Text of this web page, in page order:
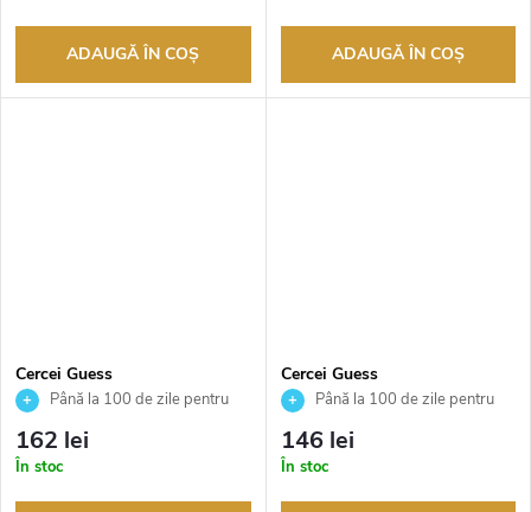
ADAUGĂ ÎN COŞ ADAUGĂ ÎN COŞ
Cercei Guess
JUBE05209JWRHT
Până la 100 de zile pentru
returnarea bunurilor. Vânzător
autorizat
162 lei
În stoc
Cercei Guess
JUBE05110JWYGT
Până la 100 de zile pentru
returnarea bunurilor. Vânzător
autorizat
146 lei
În stoc